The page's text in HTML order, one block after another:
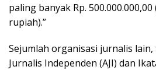
paling banyak Rp.
rupiah).”
​Sejumlah organisasi jurnalis
Jurnalis Independen (AJI) dan